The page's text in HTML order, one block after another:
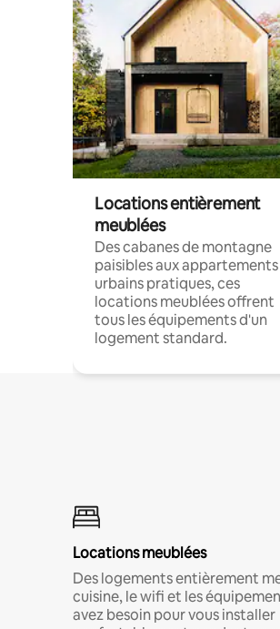
Locations entièrement
meublées
Des cabanes de montagne
paisibles aux appartements
urbains pratiques, ces
locations meublées offrent
tous les équipements d'un
logement standard.
Locations meublées
Des logements entièrement
cuisine, le wifi et les
avez besoin pour vous installer